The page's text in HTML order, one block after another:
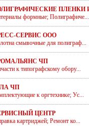
ПЛЕНКИ
формные; Полиграфиче...
СЕРВИС ООО
смывочные для полиграф...
ЧП
к типографскому обору...
ЧП
к оргтехнике; Ус...
ЦЕНТР
картриджей; Ремонт ко...